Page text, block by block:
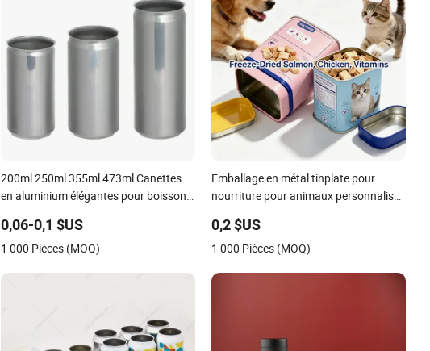
200ml 250ml 355ml 473ml Canettes
en aluminium élégantes pour boissons
0,06-0,1 $US
1 000 Pièces (MOQ)
Emballage en métal tinplate pour
nourriture pour animaux personnalisée
maca boîtes cans matcha café moulu
poudre de protéine thé haricots avec
0,2 $US
1 000 Pièces (MOQ)